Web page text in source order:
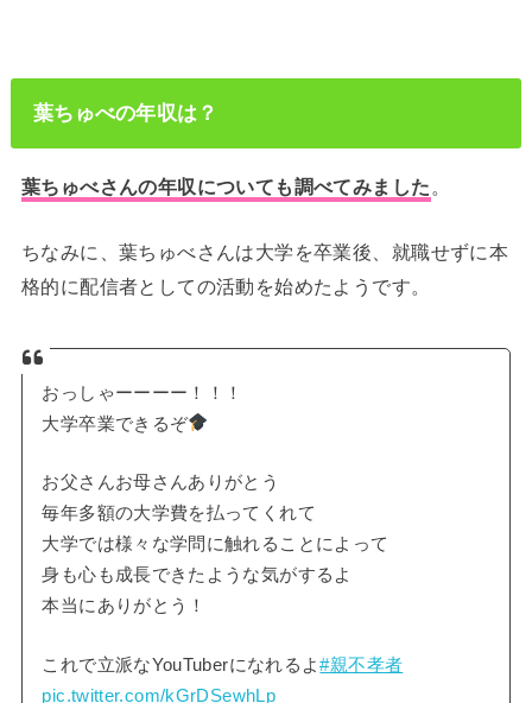
葉ちゅべの年収は？
葉ちゅべさんの年収についても調べてみました
ちなみに、葉ちゅべさんは大学を卒業後、就職せずに本
格的に配信者としての活動を始めたようです。
おっしゃーーーー！！！
大学卒業できるぞ
お父さんお母さんありがとう
毎年多額の大学費を払ってくれて
大学では様々な学問に触れることによって
身も心も成長できたような気がするよ
本当にありがとう！
これで立派なYouTuberになれるよ#親不孝者
pic.twitter.com/kGrDSewhLp